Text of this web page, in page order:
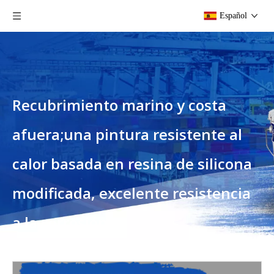
Español
Recubrimiento marino y costa
afuera;una pintura resistente al
calor basada en resina de silicona
modificada, excelente resistencia
a la corrosión
marino y costa afuera;una pintura resistente al calor basada